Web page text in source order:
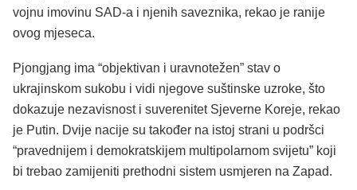
vojnu imovinu SAD-a i njenih saveznika, rekao je ranije
ovog mjeseca.
Pjongjang ima “objektivan i uravnotežen” stav o
ukrajinskom sukobu i vidi njegove suštinske uzroke, što
dokazuje nezavisnost i suverenitet Sjeverne Koreje, rekao
je Putin. Dvije nacije su također na istoj strani u podršci
“pravednijem i demokratskijem multipolarnom svijetu” koji
bi trebao zamijeniti prethodni sistem usmjeren na Zapad.